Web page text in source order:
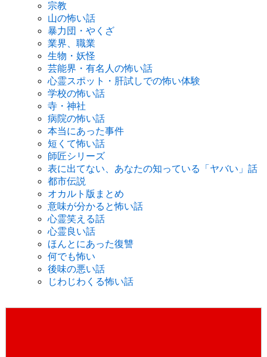
宗教
山の怖い話
暴力団・やくざ
業界、職業
生物・妖怪
芸能界・有名人の怖い話
心霊スポット・肝試しでの怖い体験
学校の怖い話
寺・神社
病院の怖い話
本当にあった事件
短くて怖い話
師匠シリーズ
表に出てない、あなたの知っている「ヤバい」話
都市伝説
オカルト版まとめ
意味が分かると怖い話
心霊笑える話
心霊良い話
ほんとにあった復讐
何でも怖い
後味の悪い話
じわじわくる怖い話